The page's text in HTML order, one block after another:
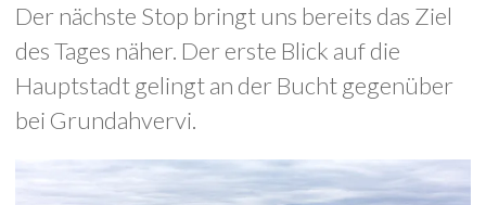
Der nächste Stop bringt uns bereits das Ziel
des Tages näher. Der erste Blick auf die
Hauptstadt gelingt an der Bucht gegenüber
bei Grundahvervi.